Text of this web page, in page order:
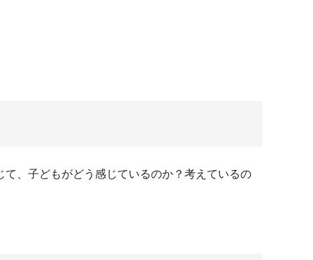
、子どもがどう感じているのか？考えているの